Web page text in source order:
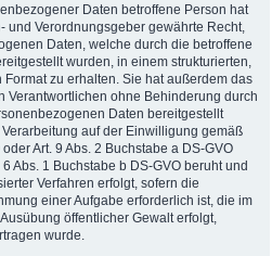
Daten betroffene Person hat
Verordnungsgeber gewährte Recht,
Daten, welche durch die betroffene
wurden, in einem strukturierten,
zu erhalten. Sie hat außerdem das
Verantwortlichen ohne Behinderung durch
Daten bereitgestellt
auf der Einwilligung gemäß
Art. 9 Abs. 2 Buchstabe a DS-GVO
Abs. 1 Buchstabe b DS-GVO beruht und
Verfahren erfolgt, sofern die
einer Aufgabe erforderlich ist, die im
öffentlicher Gewalt erfolgt,
wurde.